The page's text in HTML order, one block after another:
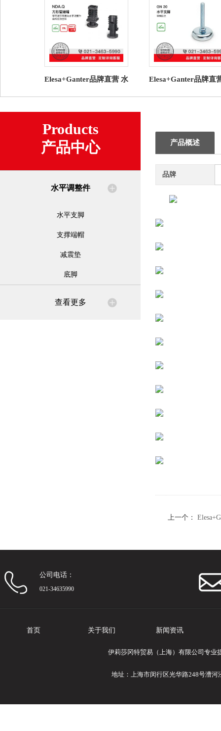
Elesa+Ganter品牌直营 水
端帽高科技聚合体
Elesa+Ganter品牌直
脚 带橡胶垫（7）
Products
产品中心
水平调整件
水平支脚
支撑端帽
减震垫
底脚
查看更多
产品概述
品牌
上一个：
公司电话：
021-34635990
首页 关于我们 新闻资讯
伊莉莎冈特贸易（上海）有限公司专业
地址：上海市闵行区光华路248号漕